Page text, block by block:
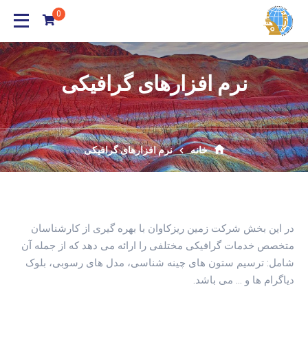
نرم افزارهای گرافیکی
خانه نرم افزارهای گرافیکی
در این بخش شرکت زمین ریزکاوان با بهره گیری از کارشناسان
متخصص خدمات گرافیکی مختلفی را ارائه می دهد که از جمله آن
شامل: ترسیم ستون های چینه شناسی، مدل های رسوبی، بلوک
دیاگرام ها و … می باشد.